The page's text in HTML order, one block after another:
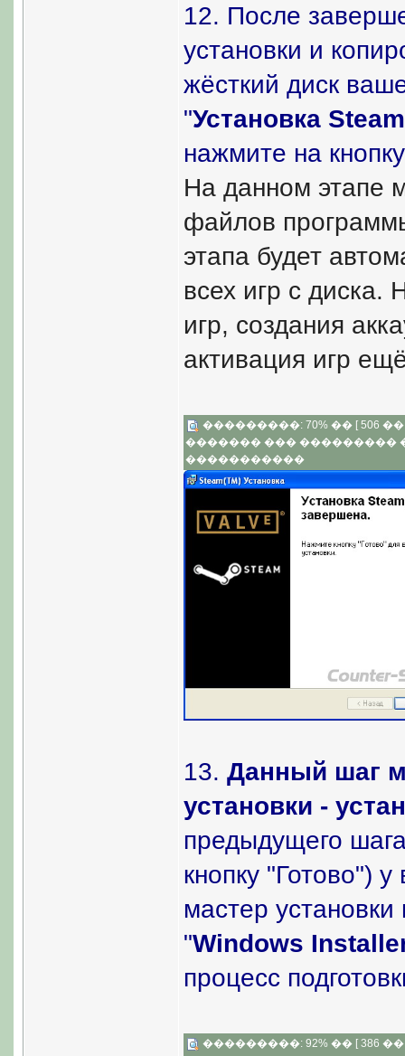
12. После
установки и
жёсткий диск
"Установка
нажмите на
На данном этапе
файлов
этапа будет
всех игр с диска.
игр, создания
активация игр
���������: 70% �� [ 506 ��
������� ��� ���������
�����������
13. Данный шаг
установки -
предыдущего
кнопку "Готово")
мастер
"Windows
процесс
���������: 92% �� [ 386 ��